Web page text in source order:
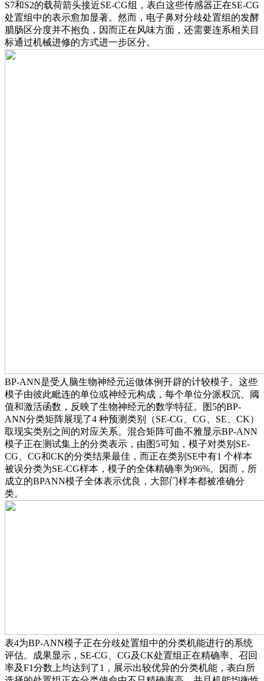
S7和S2的载荷箭头接近SE-CG组，表白这些传感器正在SE-CG
处置组中的表示愈加显著。然而，电子鼻对分歧处置组的发酵
腊肠区分度并不抱负，因而正在风味方面，还需要连系相关目
标通过机械进修的方式进一步区分。
BP-ANN是受人脑生物神经元运做体例开辟的计较模子。这些
模子由彼此毗连的单位或神经元构成，每个单位分派权沉、阈
值和激活函数，反映了生物神经元的数学特征。图5的BP-
ANN分类矩阵展现了4 种预测类别（SE-CG、CG、SE、CK）
取现实类别之间的对应关系。混合矩阵可曲不雅显示BP-ANN
模子正在测试集上的分类表示，由图5可知，模子对类别SE-
CG、CG和CK的分类结果最佳，而正在类别SE中有1 个样本
被误分类为SE-CG样本，模子的全体精确率为96%。因而，所
成立的BPANN模子全体表示优良，大部门样本都被准确分
类。
表4为BP-ANN模子正在分歧处置组中的分类机能进行的系统
评估。成果显示，SE-CG、CG及CK处置组正在精确率、召回
率及F1分数上均达到了1，展示出较优异的分类机能，表白所